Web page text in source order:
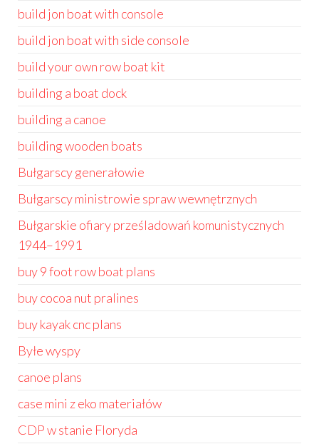
build jon boat with console
build jon boat with side console
build your own row boat kit
building a boat dock
building a canoe
building wooden boats
Bułgarscy generałowie
Bułgarscy ministrowie spraw wewnętrznych
Bułgarskie ofiary prześladowań komunistycznych
1944–1991
buy 9 foot row boat plans
buy cocoa nut pralines
buy kayak cnc plans
Byłe wyspy
canoe plans
case mini z eko materiałów
CDP w stanie Floryda